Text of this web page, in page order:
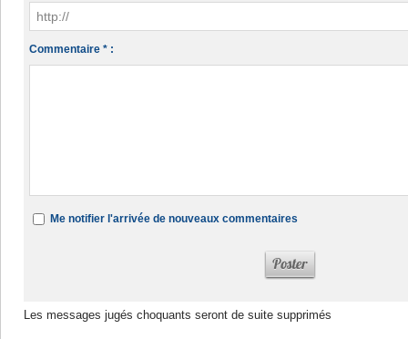
Commentaire * :
Me notifier l'arrivée de nouveaux commentaires
Les messages jugés choquants seront de suite supprimés